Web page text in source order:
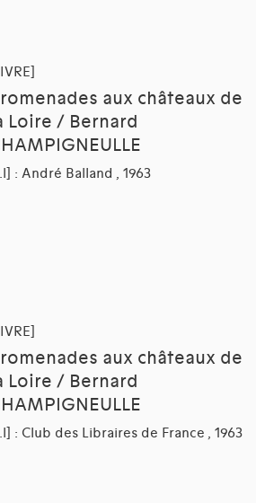
aux châteaux de
Loire / Bernard
: André Balland , 1963
aux châteaux de
Loire / Bernard
: Club des Libraires de France , 1963